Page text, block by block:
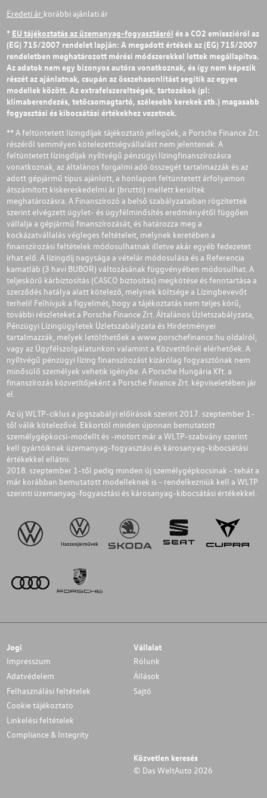
Eredeti ár:korábbi ajánlati ár
* EU tájékoztatás az üzemanyag-fogyasztásról és a CO2 emisszióról az
(EG) 715/2007 rendelet lapján: A megadott értékek az (EG) 715/2007
rendeletben meghatározott mérési módszerekkel lettek megállapítva.
Az adatok nem egy bizonyos autóra vonatkoznak, és így nem képezik
részét az ajánlatnak, csupán az összehasonlítást segítik az egyes
modellek között. Az extrafelszereltségek, tartozékok (pl:
klímaberendezés, tetőcsomagtartó, szélesebb kerekek stb.) magasabb
fogyasztási és kibocsátási értékekhez vezetnek.
** A feltüntetett lízingdíjak tájékoztató jellegűek, a Porsche Finance Zrt.
részéről semmilyen kötelezettségvállalást nem jelentenek. A
feltüntetett lízingdíjak nyíltvégű pénzügyi lízingfinanszírozásra
vonatkoznak, az általános forgalmi adó összegét tartalmazzák és az
adott gépjármű típus ajánlott, a honlapon feltüntetett árfolyamon
átszámított kiskereskedelmi ár (bruttó) mellett kerültek
meghatározásra. A Finanszírozó a belső szabályzataiban rögzítettek
szerint elvégzett ügylet- és ügyfélminősítés eredményétől függően
vállalja a gépjármű finanszírozását, és határozza meg a
kockázatvállalás végleges feltételeit, melynek keretében a
finanszírozási feltételek módosulhatnak illetve akár egyéb fedezetet
írhat elő. A lízingdíj nagysága a vételár módosulása és a Referencia
kamatláb (3 havi BUBOR) változásának függvényében módosulhat. A
teljeskörű kárbiztosítás (CASCO biztosítás) megkötése és fenntartása a
szerződés hatálya alatt kötelező, melynek költsége a Lízingbevevőt
terheli! Felhívjuk a figyelmét, hogy a tájékoztatás nem teljes körű,
további részleteket a Porsche Finance Zrt. Általános Üzletszabályzata,
Pénzügyi Lízingügyletek Üzletszabályzata és Hirdetményei
tartalmazzák, melyek letölthetőek a www.porschefinance.hu oldalról,
vagy az Ügyfélszolgálatunkon valamint a Közvetítőnél elérhetőek. A
nyíltvégű pénzügyi lízing finanszírozást kizárólag fogyasztónak nem
minősülő személyek vehetik igénybe. A Porsche Hungária Kft. a
finanszírozás közvetítőjeként a Porsche Finance Zrt. képviseletében jár
el.
Az új WLTP-ciklus a jogszabályi előírások szerint 2017. szeptember 1-
től válik kötelezővé. Ekkortól minden újonnan bemutatott
személygépkocsi-modellt és -motort már a WLTP-szabvány szerint
kell gyártóiknak üzemanyag-fogyasztási és károsanyag-kibocsátási
értékekkel ellátni.
2018. szeptember 1-től pedig minden új személygépkocsinak - tehát a
már korábban bemutatott modelleknek is - rendelkezniük kell a WLTP
szerinti üzemanyag-fogyasztási és károsanyag-kibocsátási értékekkel.
Jogi
Impresszum
Adatvédelem
Felhasználási feltételek
Cookie tájékoztato
Linkelési feltételek
Compliance & Integrity
Vállalat
Rólunk
Állások
Sajtó
Közvetlen keresés
© Das WeltAuto 2026